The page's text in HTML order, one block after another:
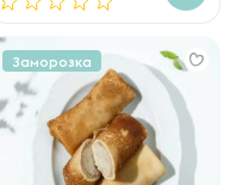
Заморозка